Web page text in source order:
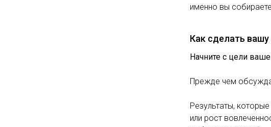
именно вы
Как сделать
Начните с цели
Прежде чем
Результаты,
или рост